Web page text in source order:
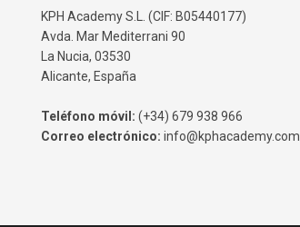
KPH Academy S.L. (CIF: B05440177)
Avda. Mar Mediterrani 90
La Nucia, 03530
Alicante, España
Teléfono móvil: (+34) 679 938 966
Correo electrónico: info@kphacademy.com